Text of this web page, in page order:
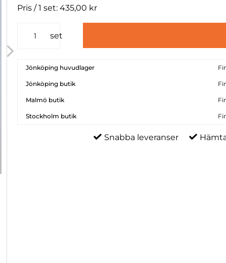
Pris / 1 set: 435,00 kr
set
Jönköping huvudlager
Jönköping butik
Malmö butik
Stockholm butik
Snabba leveranser